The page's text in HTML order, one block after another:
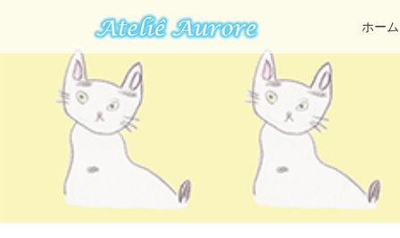
ホーム